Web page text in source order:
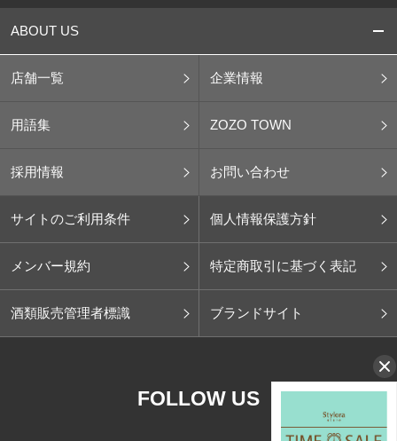
ABOUT US
店舗一覧 企業情報
用語集 ZOZO TOWN
採用情報 お問い合わせ
サイトのご利用条件 個人情報保護方針
メンバー規約 特定商取引に基づく表記
酒類販売管理者標識 ブランドサイト
FOLLOW US